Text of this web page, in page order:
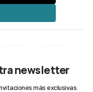
newsletter
más exclusivas.